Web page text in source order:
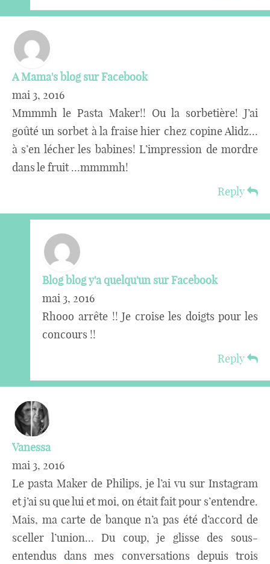
A Mama's blog sur Facebook
mai 3, 2016
Mmmmh le Pasta Maker!! Ou la sorbetière! J’ai
goûté un sorbet à la fraise hier chez copine Alidz…
à s’en lécher les babines! L’impression de mordre
dans le fruit …mmmmh!
Reply
Blog blog y'a quelqu'un sur Facebook
mai 3, 2016
Rhooo arrête !! Je croise les doigts pour les
concours !!
Reply
Vanessa
mai 3, 2016
Le pasta Maker de Philips, je l’ai vu sur Instagram
et j’ai su que lui et moi, on était fait pour s’entendre.
Mais, ma carte de banque n’a pas été d’accord de
sceller l’union… Du coup, je glisse des sous-
entendus dans mes conversations depuis trois